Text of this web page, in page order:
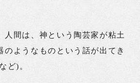
人間は、神という陶芸家が粘土
のようなものという話が出てき
ど)。